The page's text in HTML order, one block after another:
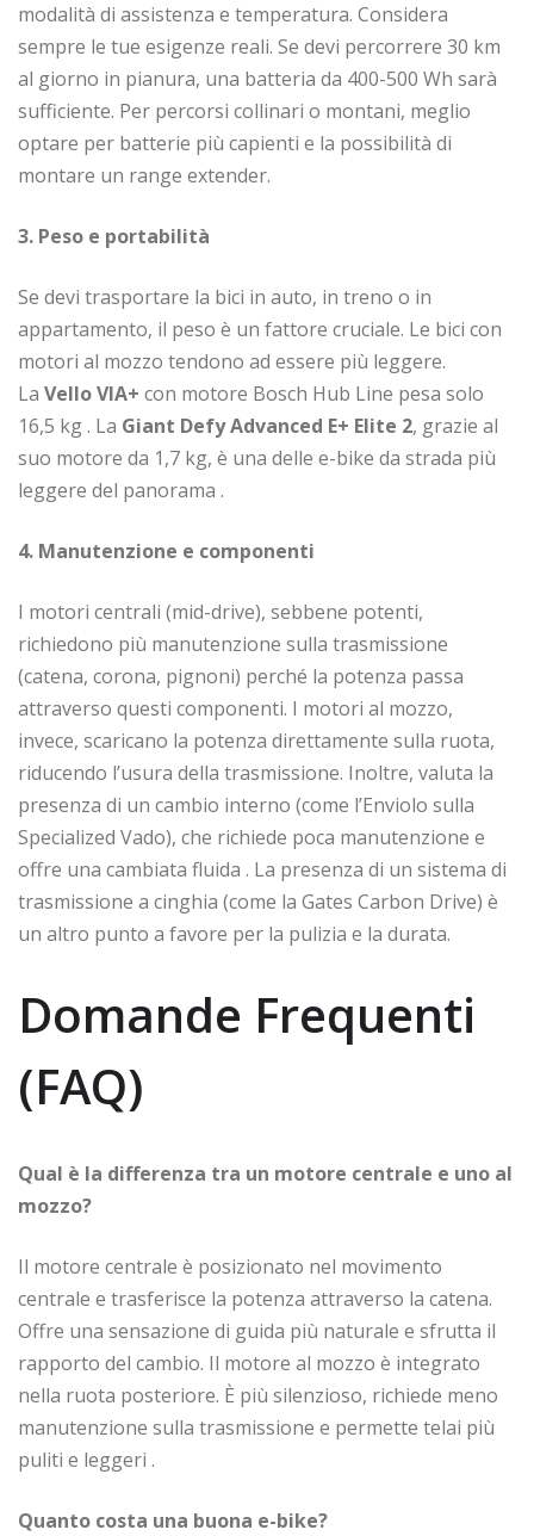
modalità di assistenza e temperatura. Considera
sempre le tue esigenze reali. Se devi percorrere 30 km
al giorno in pianura, una batteria da 400-500 Wh sarà
sufficiente. Per percorsi collinari o montani, meglio
optare per batterie più capienti e la possibilità di
montare un range extender.
3. Peso e portabilità
Se devi trasportare la bici in auto, in treno o in
appartamento, il peso è un fattore cruciale. Le bici con
motori al mozzo tendono ad essere più leggere.
La Vello VIA+ con motore Bosch Hub Line pesa solo
16,5 kg. La Giant Defy Advanced E+ Elite 2, grazie al
suo motore da 1,7 kg, è una delle e-bike da strada più
leggere del panorama .
4. Manutenzione e componenti
I motori centrali (mid-drive), sebbene potenti,
richiedono più manutenzione sulla trasmissione
(catena, corona, pignoni) perché la potenza passa
attraverso questi componenti. I motori al mozzo,
invece, scaricano la potenza direttamente sulla ruota,
riducendo l’usura della trasmissione. Inoltre, valuta la
presenza di un cambio interno (come l’Enviolo sulla
Specialized Vado), che richiede poca manutenzione e
offre una cambiata fluida . La presenza di un sistema di
trasmissione a cinghia (come la Gates Carbon Drive) è
un altro punto a favore per la pulizia e la durata.
Domande Frequenti
(FAQ)
Qual è la differenza tra un motore centrale e uno al
mozzo?
Il motore centrale è posizionato nel movimento
centrale e trasferisce la potenza attraverso la catena.
Offre una sensazione di guida più naturale e sfrutta il
rapporto del cambio. Il motore al mozzo è integrato
nella ruota posteriore. È più silenzioso, richiede meno
manutenzione sulla trasmissione e permette telai più
puliti e leggeri .
Quanto costa una buona e-bike?